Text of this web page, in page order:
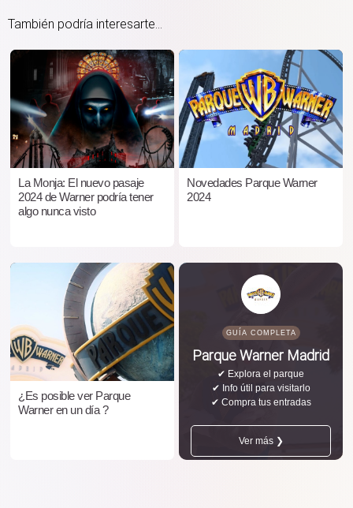
También podría interesarte...
La Monja: El nuevo pasaje
2024 de Warner podría tener
algo nunca visto
Novedades Parque Warner
2024
¿Es posible ver Parque
Warner en un día ?
GUÍA COMPLETA
Parque Warner Madrid
✔ Explora el parque
✔ Info útil para visitarlo
✔ Compra tus entradas
Ver más ❯